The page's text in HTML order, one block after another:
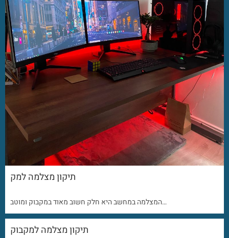
תיקון מצלמה למק
המצלמה במחשב היא חלק חשוב מאוד במקבוק ומוטב…
תיקון מצלמה למקבוק